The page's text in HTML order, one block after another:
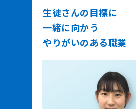
生徒さんの目標に
一緒に向かう
やりがいのある職業